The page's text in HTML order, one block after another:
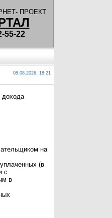
ПРОЕКТ
22
08.08.2026, 18:21
дохода
на
(в
с
в